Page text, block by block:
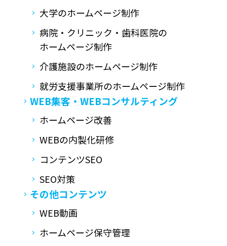
大学のホームページ制作
病院・クリニック・歯科医院の
ホームページ制作
介護施設のホームページ制作
就労支援事業所のホームページ制作
WEB集客・ WEBコンサルティング
ホームページ改善
WEBの内製化研修
コンテンツSEO
SEO対策
その他コンテンツ
WEB動画
ホームページ保守管理